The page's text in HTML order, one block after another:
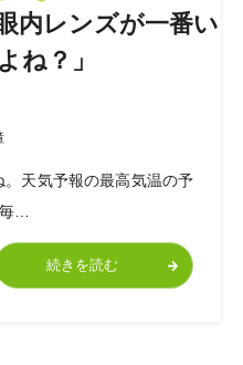
内レンズが一番い
ね？」
天気予報の最高気温の予
…
続きを読む